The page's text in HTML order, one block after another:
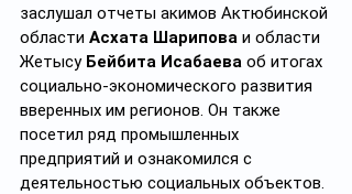
заслушал отчеты акимов Актюбинской
области Асхата Шарипова и области
Жетысу Бейбита Исабаева об итогах
социально-экономического развития
вверенных им регионов. Он также
посетил ряд промышленных
предприятий и ознакомился с
деятельностью социальных объектов.